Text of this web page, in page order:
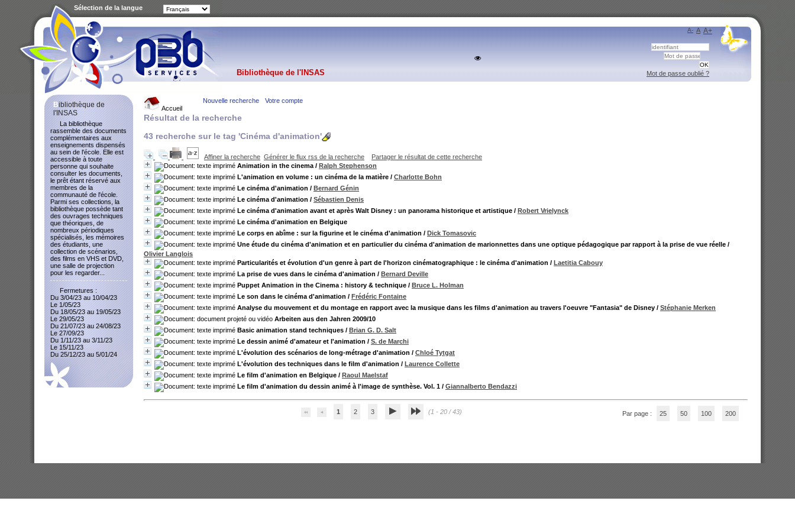
Accueil
Bibliothèque de l'INSAS
Nouvelle recherche Votre compte
Résultat de la recherche
43 recherche sur le tag 'Cinéma d'animation'
Affiner la recherche Générer le flux rss de la recherche
Partager le résultat de cette recherche
Animation in the cinema / Ralph Stephenson
L'animation en volume : un cinéma de la matière / Charlotte Bohn
Le cinéma d'animation / Bernard Génin
Le cinéma d'animation / Sébastien Denis
Le cinéma d'animation avant et après Walt Disney : un panorama historique et artistique / Robert Vrielynck
Le cinéma d'animation en Belgique
Le corps en abîme : sur la figurine et le cinéma d'animation / Dick Tomasovic
Une étude du cinéma d'animation et en particulier du cinéma d'animation de marionnettes dans une optique pédagogique par rapport à la prise de vue réelle /
Olivier Langlois
Particularités et évolution d'un genre à part de l'horizon cinématographique : le cinéma d'animation / Laetitia Cabouy
La prise de vues dans le cinéma d'animation / Bernard Deville
Puppet Animation in the Cinema : history & technique / Bruce L. Holman
Le son dans le cinéma d'animation / Frédéric Fontaine
Analyse du mouvement et du montage en rapport avec la musique dans les films d'animation au travers l'oeuvre "Fantasia" de Disney / Stéphanie Merken
Arbeiten aus den Jahren 2009/10
Basic animation stand techniques / Brian G. D. Salt
Le dessin animé d'amateur et l'animation / S. de Marchi
L'évolution des scénarios de long-métrage d'animation / Chloé Tytgat
L'évolution des techniques dans le film d'animation / Laurence Collette
Le film d'animation en Belgique / Raoul Maelstaf
Le film d'animation du dessin animé à l'image de synthèse. Vol. 1 / Giannalberto Bendazzi
1 2 3 (1 - 20 / 43) Par page : 25 50 100 200
Bibliothèque de
l'INSAS
La bibliothèque
rassemble des documents
complémentaires aux
enseignements dispensés
au sein de l'école. Elle est
accessible à toute
personne qui souhaite
consulter les documents,
le prêt étant réservé aux
membres de la
communauté de l'école.
Parmi ses collections, la
bibliothèque possède tant
des ouvrages techniques
que théoriques, de
nombreux périodiques
spécialisés, les mémoires
des étudiants, une
collection de scénarios,
des films en VHS et DVD,
une salle de projection
pour les regarder...
Fermetures :
Du 3/04/23 au 10/04/23
Le 1/05/23
Du 18/05/23 au 19/05/23
Le 29/05/23
Du 21/07/23 au 24/08/23
Le 27/09/23
Du 1/11/23 au 3/11/23
Le 15/11/23
Du 25/12/23 au 5/01/24
A- A A+
Sélection de la langue
Mot de passe oublié ?